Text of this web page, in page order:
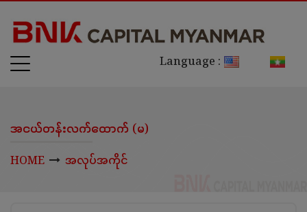
Language :
အငယ်တန်းလက်ထောက် (မ)
HOME အလုပ်အကိုင်